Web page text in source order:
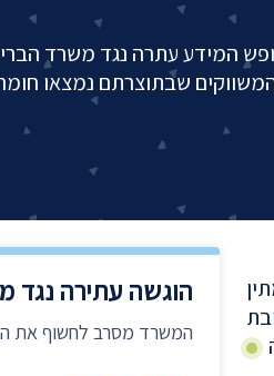
המידע עתרה נגד משרד
שבתוצרתם נמצאו
הוגשה עתירה נגד
המשרד מסרב לחשוף את